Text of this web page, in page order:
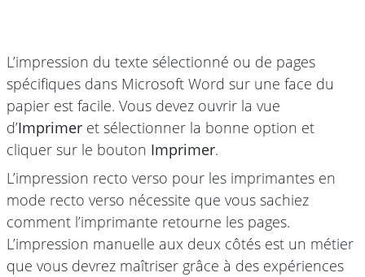
L’impression du texte sélectionné ou de pages
spécifiques dans Microsoft Word sur une face du
papier est facile. Vous devez ouvrir la vue
d’Imprimer et sélectionner la bonne option et
cliquer sur le bouton Imprimer.
L’impression recto verso pour les imprimantes en
mode recto verso nécessite que vous sachiez
comment l’imprimante retourne les pages.
L’impression manuelle aux deux côtés est un métier
que vous devrez maîtriser grâce à des expériences